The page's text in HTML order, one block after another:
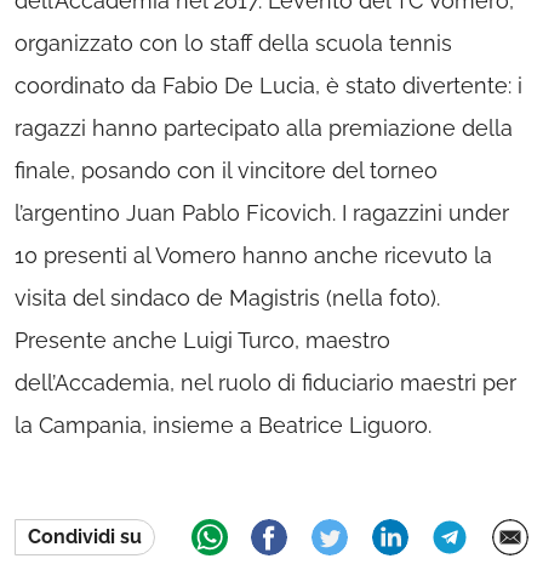
organizzato con lo staff della scuola tennis
coordinato da Fabio De Lucia, è stato divertente: i
ragazzi hanno partecipato alla premiazione della
finale, posando con il vincitore del torneo
l’argentino Juan Pablo Ficovich. I ragazzini under
10 presenti al Vomero hanno anche ricevuto la
visita del sindaco de Magistris (nella foto).
Presente anche Luigi Turco, maestro
dell’Accademia, nel ruolo di fiduciario maestri per
la Campania, insieme a Beatrice Liguoro.
Condividi su